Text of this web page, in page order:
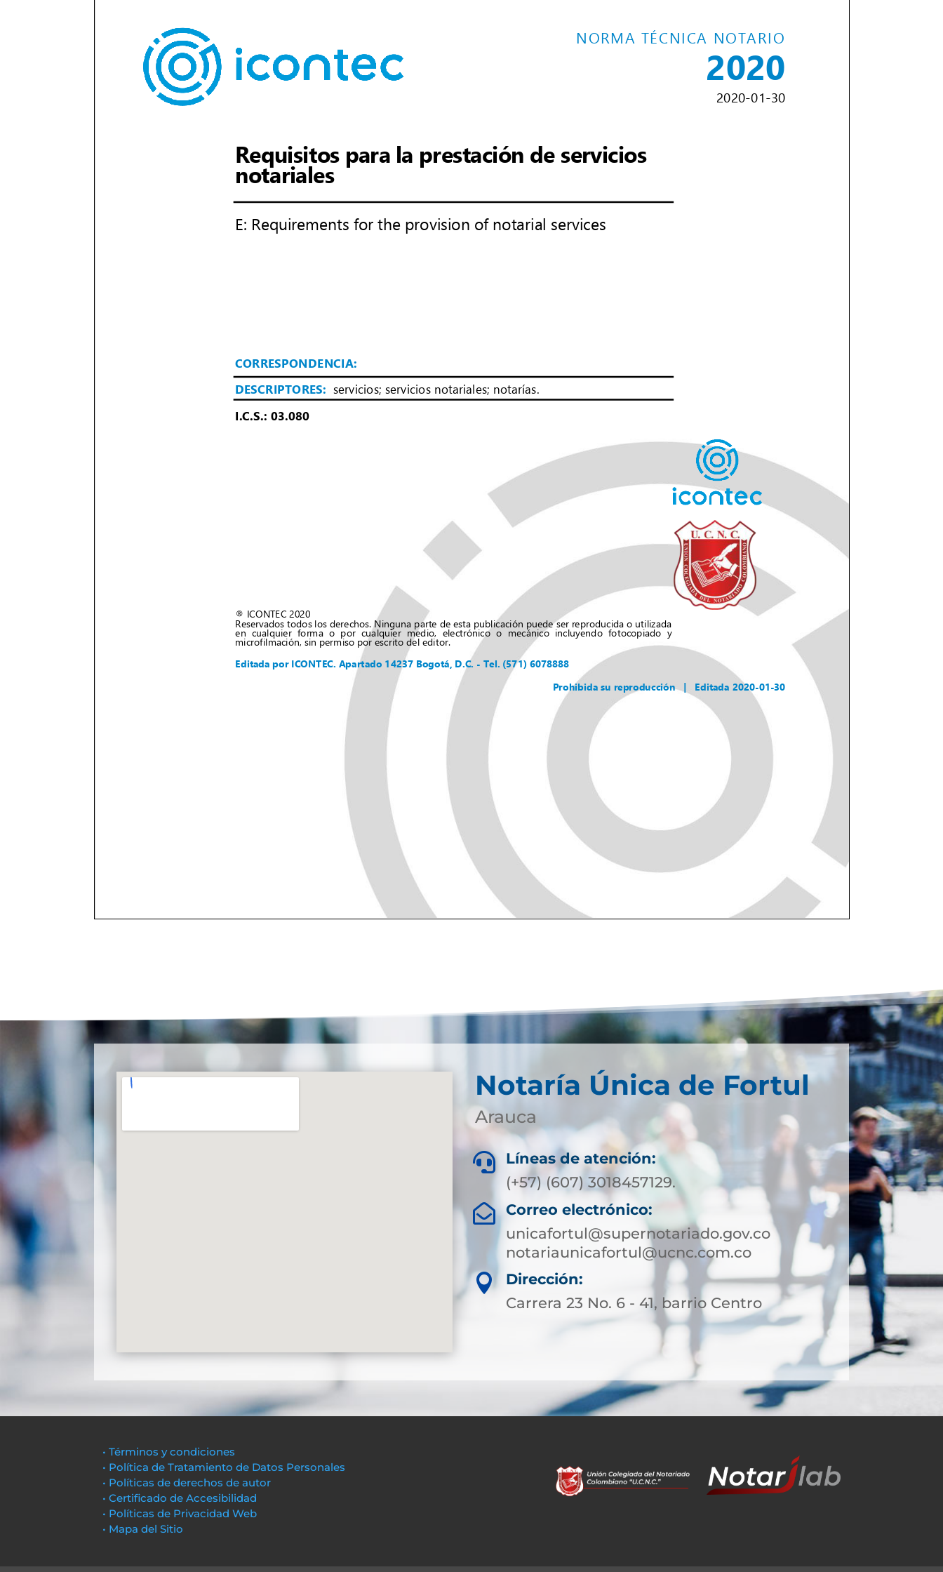
Notaría Única de Fortul
Arauca

Líneas de atención:
(+57) (607) 3018457129.
 Correo electrónico:
unicafortul@supernotariado.gov.co
notariaunicafortul@ucnc.com.co

Dirección:
Carrera 23 No. 6 - 41, barrio Centro
• Términos y condiciones
• Política de Tratamiento de Datos Personales
• Políticas de derechos de autor
• Certificado de Accesibilidad
• Políticas de Privacidad Web
• Mapa del Sitio